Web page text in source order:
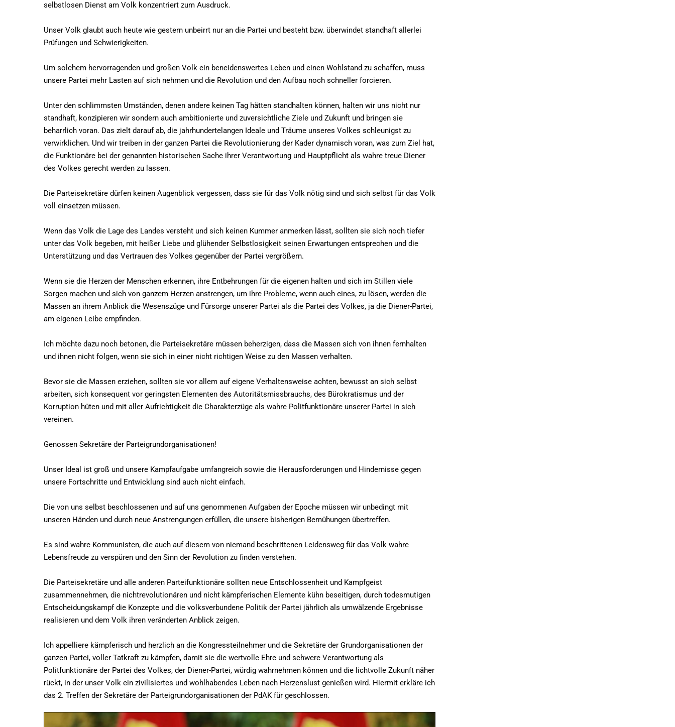
selbstlosen Dienst am Volk konzentriert zum Ausdruck.
Unser Volk glaubt auch heute wie gestern unbeirrt nur an die Partei und besteht bzw. überwindet standhaft allerlei
Prüfungen und Schwierigkeiten.
Um solchem hervorragenden und großen Volk ein beneidenswertes Leben und einen Wohlstand zu schaffen, muss
unsere Partei mehr Lasten auf sich nehmen und die Revolution und den Aufbau noch schneller forcieren.
Unter den schlimmsten Umständen, denen andere keinen Tag hätten standhalten können, halten wir uns nicht nur
standhaft, konzipieren wir sondern auch ambitionierte und zuversichtliche Ziele und Zukunft und bringen sie
beharrlich voran. Das zielt darauf ab, die jahrhundertelangen Ideale und Träume unseres Volkes schleunigst zu
verwirklichen. Und wir treiben in der ganzen Partei die Revolutionierung der Kader dynamisch voran, was zum Ziel hat,
die Funktionäre bei der genannten historischen Sache ihrer Verantwortung und Hauptpflicht als wahre treue Diener
des Volkes gerecht werden zu lassen.
Die Parteisekretäre dürfen keinen Augenblick vergessen, dass sie für das Volk nötig sind und sich selbst für das Volk
voll einsetzen müssen.
Wenn das Volk die Lage des Landes versteht und sich keinen Kummer anmerken lässt, sollten sie sich noch tiefer
unter das Volk begeben, mit heißer Liebe und glühender Selbstlosigkeit seinen Erwartungen entsprechen und die
Unterstützung und das Vertrauen des Volkes gegenüber der Partei vergrößern.
Wenn sie die Herzen der Menschen erkennen, ihre Entbehrungen für die eigenen halten und sich im Stillen viele
Sorgen machen und sich von ganzem Herzen anstrengen, um ihre Probleme, wenn auch eines, zu lösen, werden die
Massen an ihrem Anblick die Wesenszüge und Fürsorge unserer Partei als die Partei des Volkes, ja die Diener-Partei,
am eigenen Leibe empfinden.
Ich möchte dazu noch betonen, die Parteisekretäre müssen beherzigen, dass die Massen sich von ihnen fernhalten
und ihnen nicht folgen, wenn sie sich in einer nicht richtigen Weise zu den Massen verhalten.
Bevor sie die Massen erziehen, sollten sie vor allem auf eigene Verhaltensweise achten, bewusst an sich selbst
arbeiten, sich konsequent vor geringsten Elementen des Autoritätsmissbrauchs, des Bürokratismus und der
Korruption hüten und mit aller Aufrichtigkeit die Charakterzüge als wahre Politfunktionäre unserer Partei in sich
vereinen.
Genossen Sekretäre der Parteigrundorganisationen!
Unser Ideal ist groß und unsere Kampfaufgabe umfangreich sowie die Herausforderungen und Hindernisse gegen
unsere Fortschritte und Entwicklung sind auch nicht einfach.
Die von uns selbst beschlossenen und auf uns genommenen Aufgaben der Epoche müssen wir unbedingt mit
unseren Händen und durch neue Anstrengungen erfüllen, die unsere bisherigen Bemühungen übertreffen.
Es sind wahre Kommunisten, die auch auf diesem von niemand beschrittenen Leidensweg für das Volk wahre
Lebensfreude zu verspüren und den Sinn der Revolution zu finden verstehen.
Die Parteisekretäre und alle anderen Parteifunktionäre sollten neue Entschlossenheit und Kampfgeist
zusammennehmen, die nichtrevolutionären und nicht kämpferischen Elemente kühn beseitigen, durch todesmutigen
Entscheidungskampf die Konzepte und die volksverbundene Politik der Partei jährlich als umwälzende Ergebnisse
realisieren und dem Volk ihren veränderten Anblick zeigen.
Ich appelliere kämpferisch und herzlich an die Kongressteilnehmer und die Sekretäre der Grundorganisationen der
ganzen Partei, voller Tatkraft zu kämpfen, damit sie die wertvolle Ehre und schwere Verantwortung als
Politfunktionäre der Partei des Volkes, der Diener-Partei, würdig wahrnehmen können und die lichtvolle Zukunft näher
rückt, in der unser Volk ein zivilisiertes und wohlhabendes Leben nach Herzenslust genießen wird. Hiermit erkläre ich
das 2. Treffen der Sekretäre der Parteigrundorganisationen der PdAK für geschlossen.